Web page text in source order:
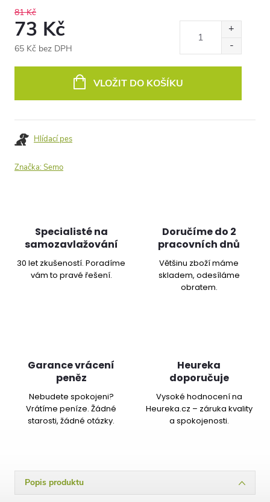
81 Kč
73 Kč
65 Kč bez DPH
VLOŽIT DO KOŠÍKU
Hlídací pes
Značka:Semo
Specialisté na
samozavlažování
30 let zkušeností. Poradíme
vám to pravé řešení.
Doručíme do 2
pracovních dnů
Většinu zboží máme
skladem, odesíláme
obratem.
Garance vrácení
peněz
Nebudete spokojeni?
Vrátíme peníze. Žádné
starosti, žádné otázky.
Heureka
doporučuje
Vysoké hodnocení na
Heureka.cz – záruka kvality
a spokojenosti.
Popis produktu